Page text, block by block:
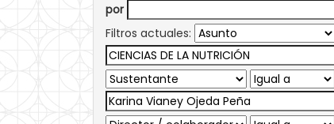
por
Filtros actuales: